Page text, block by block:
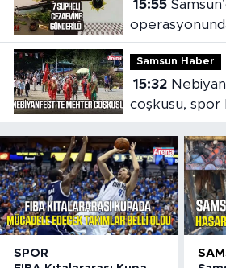
15:55Samsun’da uyuşturucu
cezaevine
Samsun Haber
15:32NebiyanFest’te mehter
coşkusu, spor
SPOR